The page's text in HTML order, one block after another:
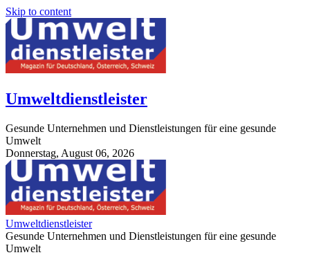
Skip to content
Umweltdienstleister
Gesunde Unternehmen und Dienstleistungen für eine gesunde
Umwelt
Donnerstag, August 06, 2026
StuttgartApotheke.com
Umweltdienstleister
Gesunde Unternehmen und Dienstleistungen für eine gesunde
Umwelt